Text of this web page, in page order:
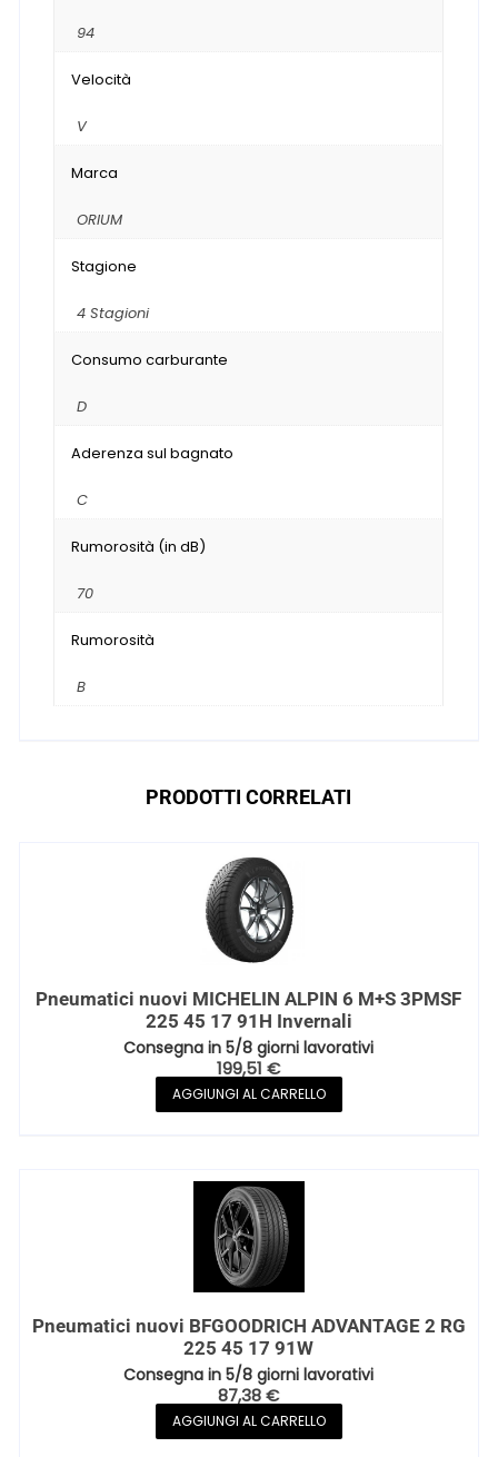
94
Velocità
V
Marca
ORIUM
Stagione
4 Stagioni
Consumo carburante
D
Aderenza sul bagnato
C
Rumorosità (in dB)
70
Rumorosità
B
PRODOTTI CORRELATI
Pneumatici nuovi MICHELIN ALPIN 6 M+S 3PMSF
225 45 17 91H Invernali
Consegna in 5/8 giorni lavorativi
199,51€
AGGIUNGI AL CARRELLO
Pneumatici nuovi BFGOODRICH ADVANTAGE 2 RG
225 45 17 91W
Consegna in 5/8 giorni lavorativi
87,38€
AGGIUNGI AL CARRELLO